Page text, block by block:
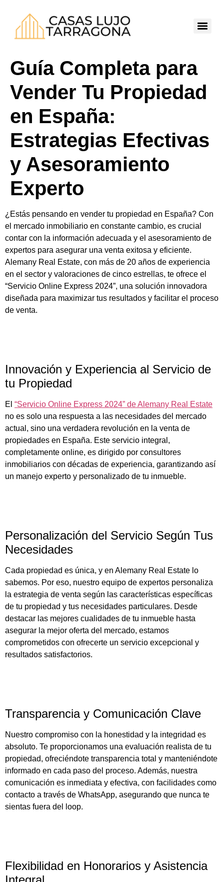
Guía Completa para
Vender Tu Propiedad
en España:
Estrategias Efectivas
y Asesoramiento
Experto
¿Estás pensando en vender tu propiedad en España? Con
el mercado inmobiliario en constante cambio, es crucial
contar con la información adecuada y el asesoramiento de
expertos para asegurar una venta exitosa y eficiente.
Alemany Real Estate, con más de 20 años de experiencia
en el sector y valoraciones de cinco estrellas, te ofrece el
“Servicio Online Express 2024”, una solución innovadora
diseñada para maximizar tus resultados y facilitar el proceso
de venta.
Innovación y Experiencia al Servicio de
tu Propiedad
El “Servicio Online Express 2024” de Alemany Real Estate
no es solo una respuesta a las necesidades del mercado
actual, sino una verdadera revolución en la venta de
propiedades en España. Este servicio integral,
completamente online, es dirigido por consultores
inmobiliarios con décadas de experiencia, garantizando así
un manejo experto y personalizado de tu inmueble.
Personalización del Servicio Según Tus
Necesidades
Cada propiedad es única, y en Alemany Real Estate lo
sabemos. Por eso, nuestro equipo de expertos personaliza
la estrategia de venta según las características específicas
de tu propiedad y tus necesidades particulares. Desde
destacar las mejores cualidades de tu inmueble hasta
asegurar la mejor oferta del mercado, estamos
comprometidos con ofrecerte un servicio excepcional y
resultados satisfactorios.
Transparencia y Comunicación Clave
Nuestro compromiso con la honestidad y la integridad es
absoluto. Te proporcionamos una evaluación realista de tu
propiedad, ofreciéndote transparencia total y manteniéndote
informado en cada paso del proceso. Además, nuestra
comunicación es inmediata y efectiva, con facilidades como
contacto a través de WhatsApp, asegurando que nunca te
sientas fuera del loop.
Flexibilidad en Honorarios y Asistencia